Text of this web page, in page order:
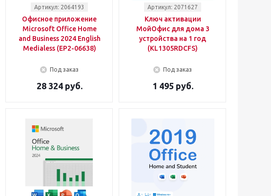
Артикул: 2064193
Офисное приложение
Microsoft Office Home
and Business 2024 English
Medialess (EP2-06638)
Под заказ
28 324 руб.
Артикул: 2071627
Ключ активации
МойОфис для дома 3
устройства на 1 год
(KL1305RDCFS)
Под заказ
1 495 руб.